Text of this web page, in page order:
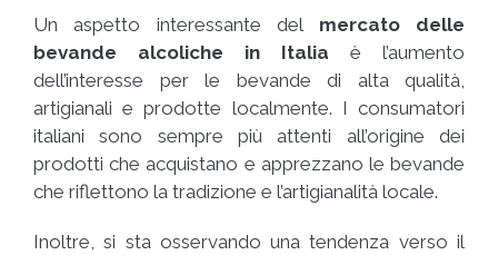
Un aspetto interessante del mercato delle
bevande alcoliche in Italia è l’aumento
dell’interesse per le bevande di alta qualità,
artigianali e prodotte localmente. I consumatori
italiani sono sempre più attenti all’origine dei
prodotti che acquistano e apprezzano le bevande
che riflettono la tradizione e l’artigianalità locale.
Inoltre, si sta osservando una tendenza verso il